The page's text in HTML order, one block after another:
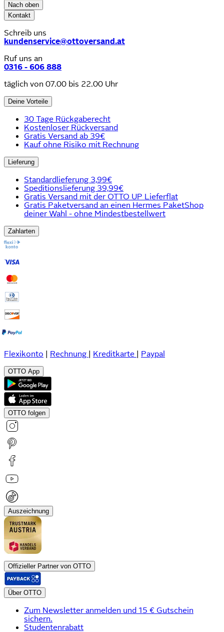
Nach oben
Kontakt
Schreib uns
kundenservice@ottoversand.at
Ruf uns an
0316 - 606 888
täglich von 07.00 bis 22.00 Uhr
Deine Vorteile
30 Tage Rückgaberecht
Kostenloser Rückversand
Gratis Versand ab 39€
Kauf ohne Risiko mit Rechnung
Lieferung
Standardlieferung 3,99€
Speditionslieferung 39,99€
Gratis Versand mit der OTTO UP Lieferflat
Gratis Paketversand an einen Hermes PaketShop
deiner Wahl - ohne Mindestbestellwert
Zahlarten
Flexikonto Rechnung Kreditkarte Paypal
OTTO App
OTTO folgen
Auszeichnung
Offizieller Partner von OTTO
Über OTTO
Zum Newsletter anmelden und 15 € Gutschein
sichern.
Studentenrabatt